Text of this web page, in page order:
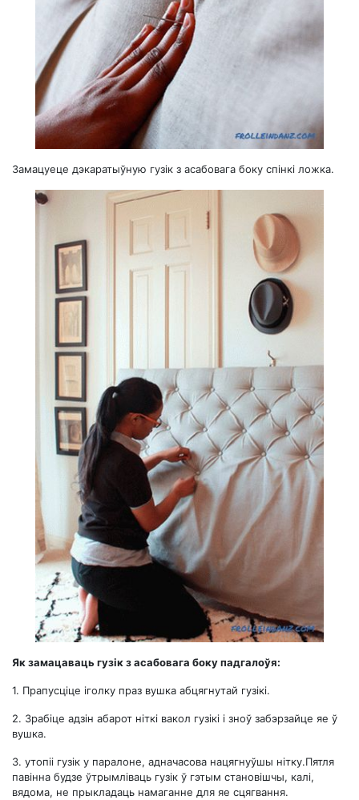
Замацуеце дэкаратыўную гузік з асабовага боку спінкі ложка.
Як замацаваць гузік з асабовага боку падгалоўя:
1. Прапусціце іголку праз вушка абцягнутай гузікі.
2. Зрабіце адзін абарот ніткі вакол гузікі і зноў забэрзайце яе ў
вушка.
3. утопіі гузік у паралоне, адначасова нацягнуўшы нітку.Пятля
павінна будзе ўтрымліваць гузік ў гэтым становішчы, калі,
вядома, не прыкладаць намаганне для яе сцягвання.